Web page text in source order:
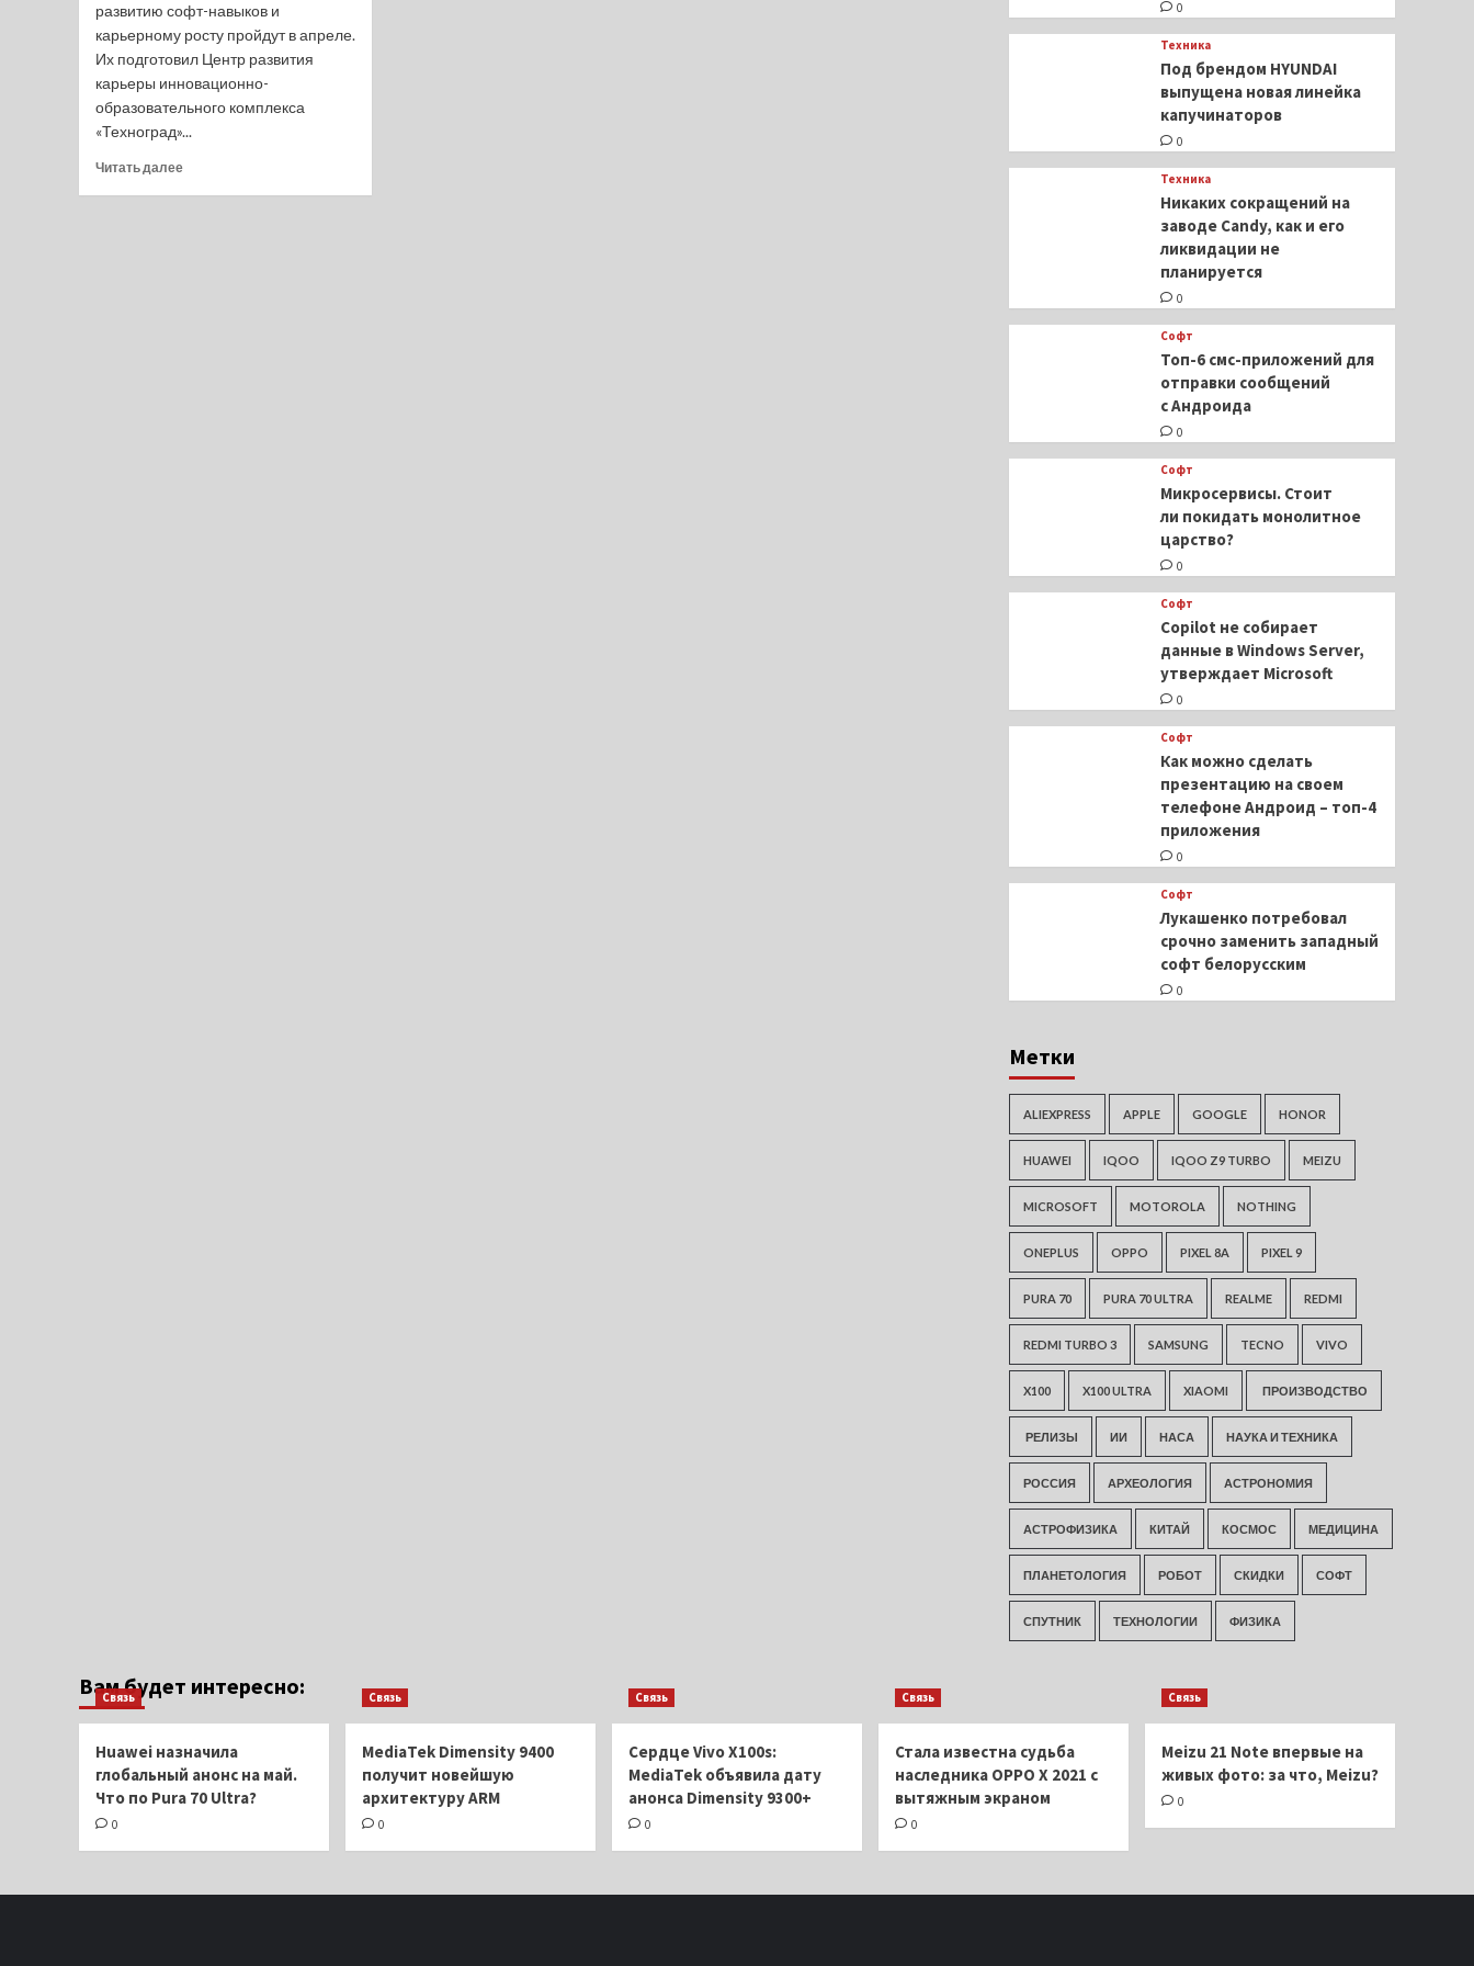
развитию софт-навыков и
карьерному росту пройдут в апреле.
Их подготовил Центр развития
карьеры инновационно-
образовательного комплекса
«Техноград»...
Читать далееПрочитать
0
Техника
Под брендом HYUNDAI
выпущена новая линейка
капучинаторов
0
Техника
Никаких сокращений на
заводе Candy, как и его
ликвидации не
планируется
0
Софт
Топ-6 смс-приложений для
отправки сообщений
с Андроида
0
Софт
Микросервисы. Стоит
ли покидать монолитное
царство?
0
Софт
Copilot не собирает
данные в Windows Server,
утверждает Microsoft
0
Софт
Как можно сделать
презентацию на своем
телефоне Андроид – топ-4
приложения
0
Софт
Лукашенко потребовал
срочно заменить западный
софт белорусским
0
Метки
ALIEXPRESS APPLE GOOGLE HONOR
HUAWEI IQOO IQOO Z9 TURBO MEIZU
MICROSOFT MOTOROLA NOTHING
ONEPLUS OPPO PIXEL 8A PIXEL 9
PURA 70 PURA 70 ULTRA REALME REDMI
REDMI TURBO 3 SAMSUNG TECNO VIVO
X100 X100 ULTRA XIAOMI ПРОИЗВОДСТВО
РЕЛИЗЫ ИИ НАСА НАУКА И ТЕХНИКА
РОССИЯ АРХЕОЛОГИЯ АСТРОНОМИЯ
АСТРОФИЗИКА КИТАЙ КОСМОС МЕДИЦИНА
ПЛАНЕТОЛОГИЯ РОБОТ СКИДКИ СОФТ
СПУТНИК ТЕХНОЛОГИИ ФИЗИКА
Вам будет интересно:
Связь
Huawei назначила
глобальный анонс на май.
Что по Pura 70 Ultra?
0
Связь
MediaTek Dimensity 9400
получит новейшую
архитектуру ARM
0
Связь
Сердце Vivo X100s:
MediaTek объявила дату
анонса Dimensity 9300+
0
Связь
Стала известна судьба
наследника OPPO X 2021 с
вытяжным экраном
0
Связь
Meizu 21 Note впервые на
живых фото: за что, Meizu?
0